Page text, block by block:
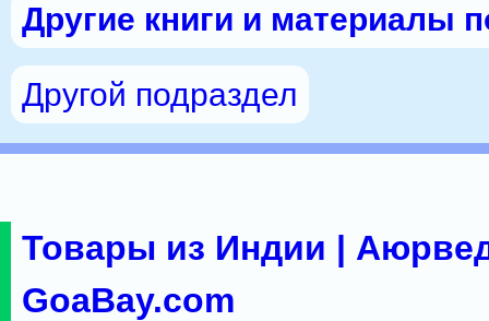
Другие книги и материалы
Другой подраздел
Товары из Индии |
GoaBay.com